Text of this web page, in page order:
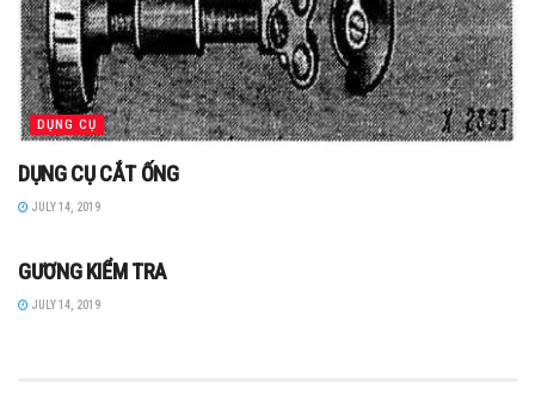
DỤNG CỤ
DỤNG CỤ CẮT ỐNG
JULY 14, 2019
GƯƠNG KIỂM TRA
JULY 14, 2019